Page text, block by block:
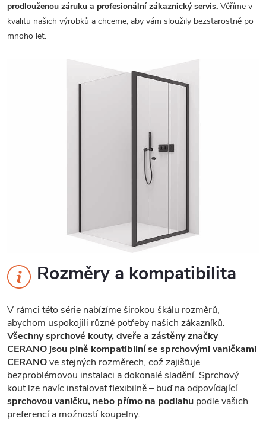
prodlouženou záruku a profesionální zákaznický servis. Věříme v
kvalitu našich výrobků a chceme, aby vám sloužily bezstarostně po
mnoho let.
Rozměry a kompatibilita
V rámci této série nabízíme širokou škálu rozměrů,
abychom uspokojili různé potřeby našich zákazníků.
Všechny sprchové kouty, dveře a zástěny značky
CERANO jsou plně kompatibilní se sprchovými vaničkami
CERANOve stejných rozměrech, což zajišťuje
bezproblémovou instalaci a dokonalé sladění. Sprchový
kout lze navíc instalovat flexibilně – buď na odpovídající
sprchovou vaničku, nebo přímo na podlahu podle vašich
preferencí a možností koupelny.